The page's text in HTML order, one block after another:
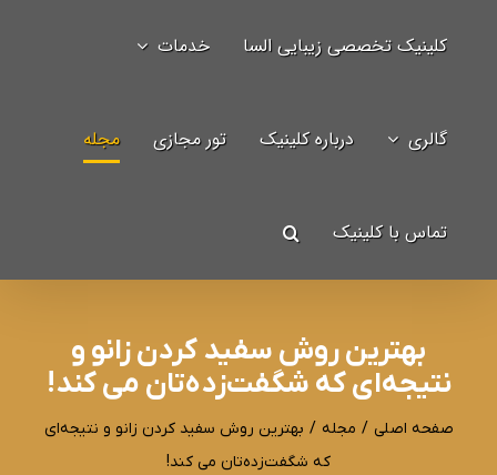
کلینیک تخصصی زیبایی السا خدمات
گالری درباره کلینیک تور مجازی مجله
تماس با کلینیک
بهترین روش سفید کردن زانو و
نتیجه‌ای که شگفت‌زده‌تان می کند!
صفحه اصلی / مجله / بهترین روش سفید کردن زانو و نتیجه‌ای
که شگفت‌زده‌تان می کند!